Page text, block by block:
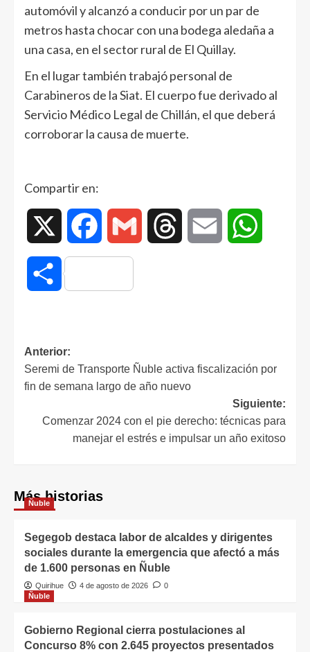
automóvil y alcanzó a conducir por un par de
metros hasta chocar con una bodega aledaña a
una casa, en el sector rural de El Quillay.
En el lugar también trabajó personal de
Carabineros de la Siat. El cuerpo fue derivado al
Servicio Médico Legal de Chillán, el que deberá
corroborar la causa de muerte.
Compartir en:
Facebook Gmail Threads Email
Compartir
Anterior:
Seremi de Transporte Ñuble activa fiscalización por
fin de semana largo de año nuevo
Siguiente:
Comenzar 2024 con el pie derecho: técnicas para
manejar el estrés e impulsar un año exitoso
Más historias
Ñuble
Segegob destaca labor de alcaldes y dirigentes
sociales durante la emergencia que afectó a más
de 1.600 personas en Ñuble
Quirihue 4 de agosto de 2026
0
Ñuble
Gobierno Regional cierra postulaciones al
Concurso 8% con 2.645 proyectos presentados